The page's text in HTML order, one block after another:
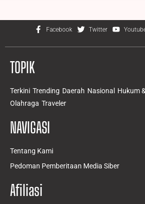
Facebook Twitter
TOPIK
Terkini Trending Daerah Nasional Hukum
Olahraga Traveler
NAVIGASI
Tentang Kami
Pedoman Pemberitaan Media Siber
Afiliasi